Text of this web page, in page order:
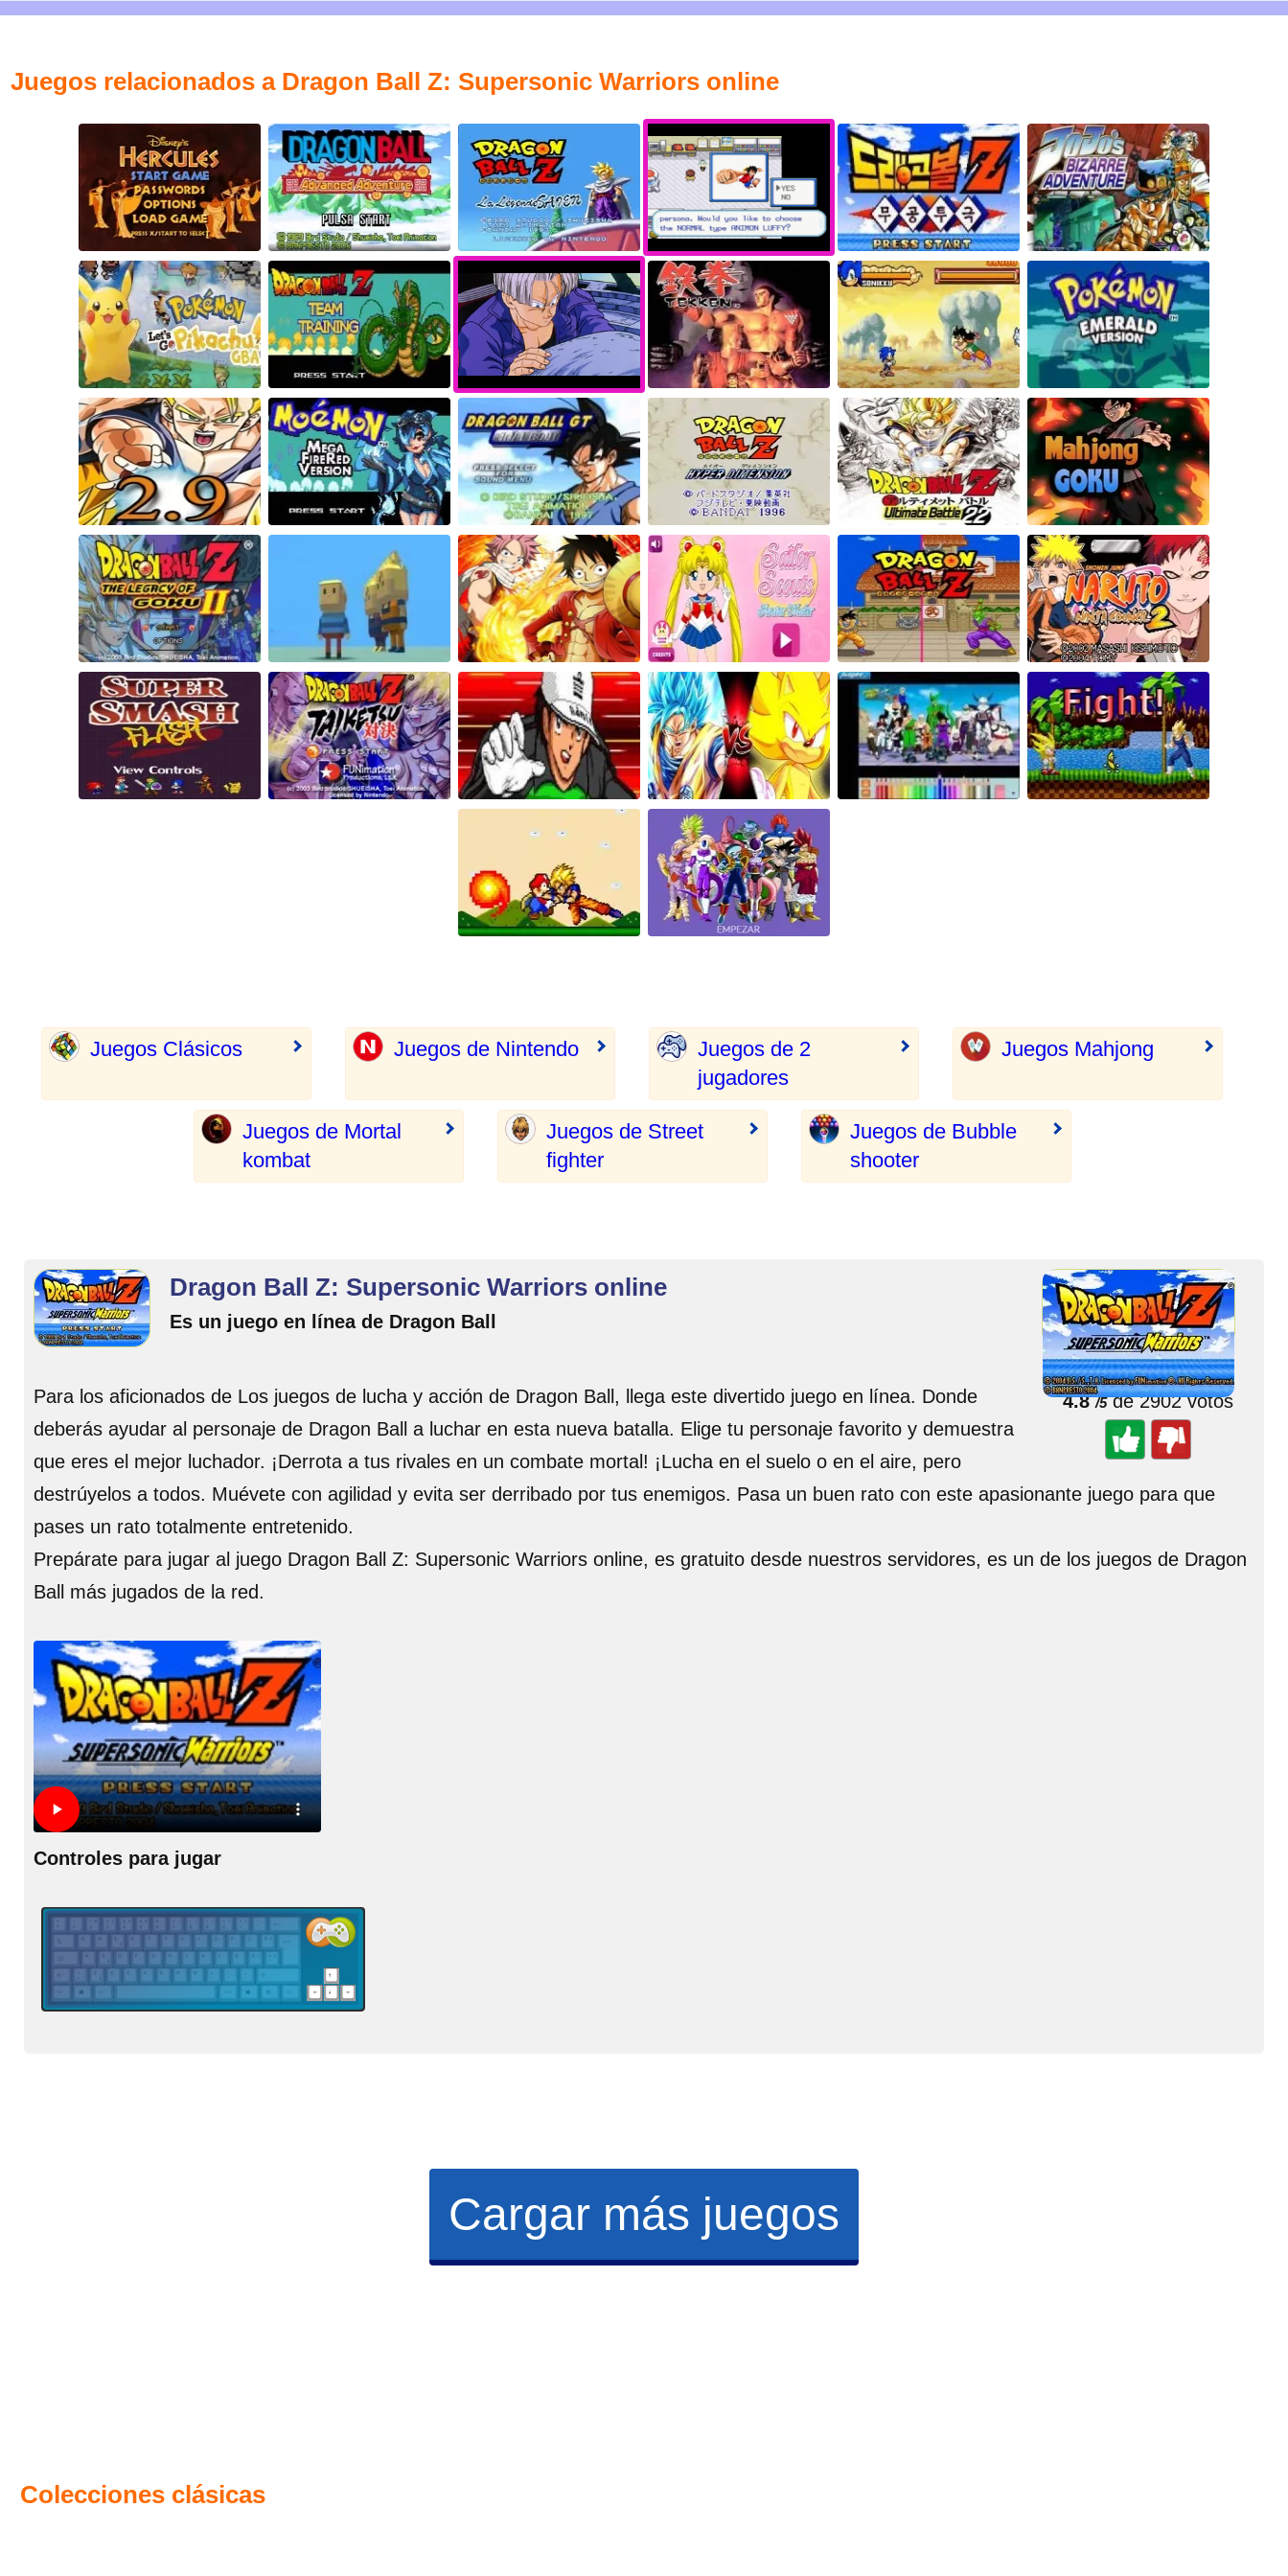
Juegos relacionados a Dragon Ball Z: Supersonic Warriors online
Juegos Clásicos Juegos de Nintendo
Juegos de 2
jugadores
Juegos Mahjong
Juegos de Mortal
kombat
Juegos de Street
fighter
Juegos de Bubble
shooter
🌟 Valorar juego
4.8/5de 2902 votos
Dragon Ball Z: Supersonic Warriors online
Es un juego en línea de Dragon Ball
Para los aficionados de Los juegos de lucha y acción de Dragon Ball, llega este divertido juego en línea. Donde
deberás ayudar al personaje de Dragon Ball a luchar en esta nueva batalla. Elige tu personaje favorito y demuestra
que eres el mejor luchador. ¡Derrota a tus rivales en un combate mortal! ¡Lucha en el suelo o en el aire, pero
destrúyelos a todos. Muévete con agilidad y evita ser derribado por tus enemigos. Pasa un buen rato con este apasionante juego para que
pases un rato totalmente entretenido.
Prepárate para jugar al juego Dragon Ball Z: Supersonic Warriors online, es gratuito desde nuestros servidores, es un de los juegos de Dragon
Ball más jugados de la red.
Controles para jugar
Cargar más juegos
Colecciones clásicas